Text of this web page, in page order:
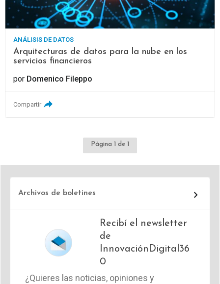
ANÁLISIS DE DATOS
Arquitecturas de datos para la nube en los
servicios financieros
por Domenico Fileppo
Compartir
Página 1 de 1
Archivos de boletines
Recibí el newsletter
de
InnovaciónDigital36
0
¿Quieres las noticias, opiniones y